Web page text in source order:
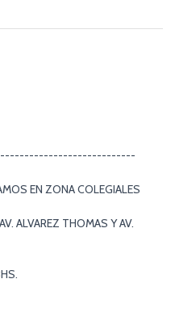
EN ZONA COLEGIALES
ALVAREZ THOMAS Y AV.